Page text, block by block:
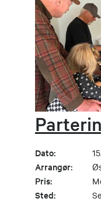
Dato:
Arrangør:
Pris:
Sted: